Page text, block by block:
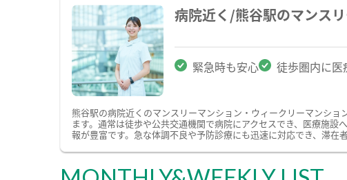
病院近く/熊谷駅のマンス
緊急時も安心 徒歩圏内に医
熊谷駅の病院近くのマンスリーマンション・ウィークリーマンシ
ます。通常は徒歩や公共交通機関で病院にアクセスでき、医療施
報が豊富です。急な体調不良や予防診療にも迅速に対応でき、滞在